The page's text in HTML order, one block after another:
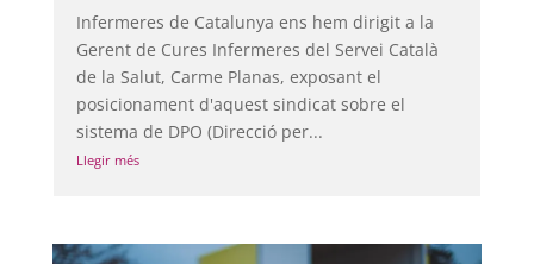
Infermeres de Catalunya ens hem dirigit a la
Gerent de Cures Infermeres del Servei Català
de la Salut, Carme Planas, exposant el
posicionament d'aquest sindicat sobre el
sistema de DPO (Direcció per...
Llegir més